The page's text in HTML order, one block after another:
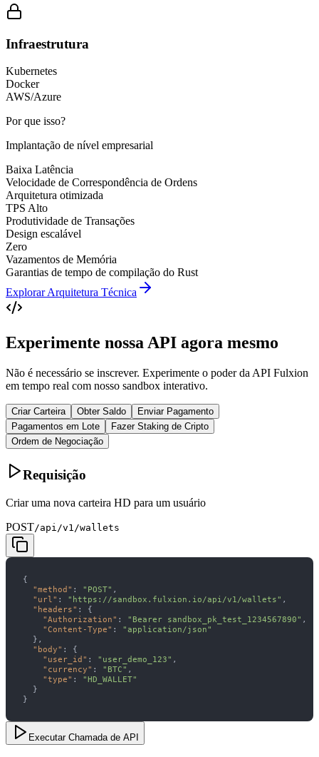
Infraestrutura
Kubernetes
Docker
AWS/Azure
Por que isso?
Implantação de nível empresarial
Baixa Latência
Velocidade de Correspondência de Ordens
Arquitetura otimizada
TPS Alto
Produtividade de Transações
Design escalável
Zero
Vazamentos de Memória
Garantias de tempo de compilação do Rust
Explorar Arquitetura Técnica
Experimente nossa API agora mesmo
Não é necessário se inscrever. Experimente o poder da API Fulxion
em tempo real com nosso sandbox interativo.
Criar Carteira Obter Saldo
Enviar Pagamento
Pagamentos em Lote
Fazer Staking de Cripto
Ordem de Negociação
Requisição
Criar uma nova carteira HD para um usuário
POST/api/v1/wallets
"method" : "POST"
"url" : "https://sandbox.fulxion.io/api/v1/wallets"
"headers"
"Authorization" : "Bearer sandbox_pk_test_1234567890"
"Content-Type" : "application/json"
"body"
"user_id" : "user_demo_123"
"currency" : "BTC"
"type" : "HD_WALLET"
}
Executar Chamada de API